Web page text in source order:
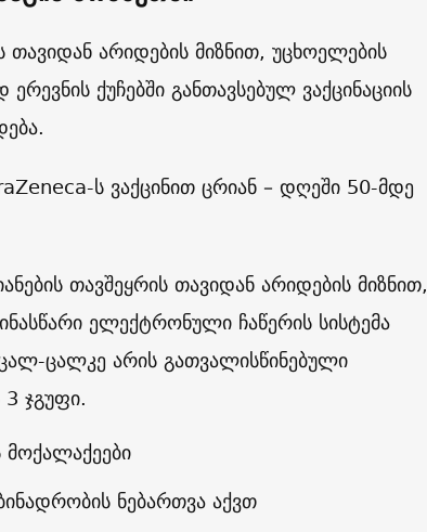
არიდების მიზნით, უცხოელების
ქუჩებში განთავსებულ ვაქცინაციის
ს ვაქცინით ცრიან – დღეში 50-მდე
თავშეყრის თავიდან არიდების მიზნით,
ელექტრონული ჩაწერის სისტემა
ცალკე არის გათვალისწინებული
ჯგუფი.
ნებართვა აქვთ